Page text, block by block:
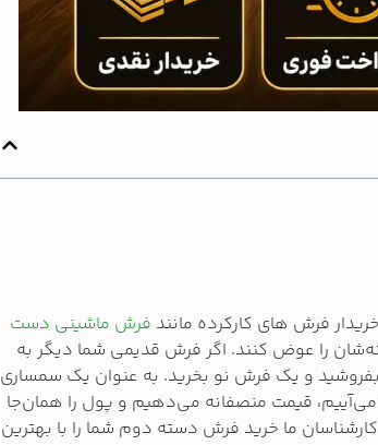
فرش های کارکرده مانند فرش ماشینی دست
را عوض کنند. اگر فرش قدیمی شما دیگر به
و یک فرش نو بخرید. به عنوان یک سمساری
قیمت منصفانه می‌دهیم و پول را همان‌جا
ما خرید فرش دسته دوم شما را با بهترین